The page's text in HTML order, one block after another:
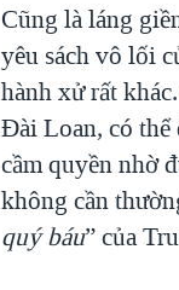
Cũng là láng
yêu sách vô lối
hành xử rất
Đài Loan, có
cầm quyền nhờ
không cần
quý báu” của